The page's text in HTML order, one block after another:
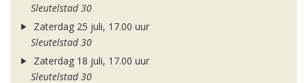
Sleutelstad 30
Zaterdag 25 juli, 17.00 uur
Sleutelstad 30
Zaterdag 18 juli, 17.00 uur
Sleutelstad 30